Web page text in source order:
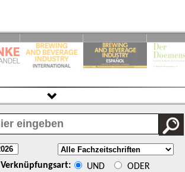
Verknüpfungsart: UND ODER